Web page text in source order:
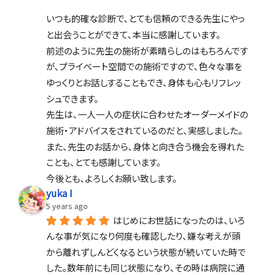
いつも的確な診断で、とても信頼のできる先生にやっ
と出会うことができて、本当に感謝しています。
前述のように先生の施術が素晴らしのはもちろんです
が、プライベート空間での施術ですので、色々な事を
ゆっくりとお話しすることもでき、身体も心もリフレッ
シュできます。
先生は、一人一人の症状に合わせたオーダーメイドの
施術・アドバイスをされているのだと、実感しました。
また、先生のお話から、身体と向き合う機会を得れた
ことも、とても感謝しています。
今後とも、よろしくお願い致します。
yuka I
5 years ago
はじめにお世話になったのは、いろ
んな事が気になり何度も確認したり、嫌な考えが頭
から離れずしんどくなるという状態が続いていた時で
した。数年前にも同じ状態になり、その時は病院に通